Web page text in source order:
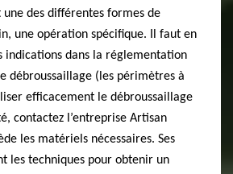
une des différentes formes de
une opération spécifique. Il faut en
indications dans la réglementation
débroussaillage (les périmètres à
efficacement le débroussaillage
contactez l’entreprise Artisan
les matériels nécessaires. Ses
les techniques pour obtenir un